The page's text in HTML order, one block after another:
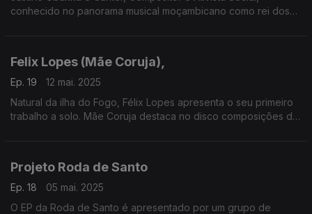
conhecido no panorama musical moçambicano como rei dos
Felix Lopes (Mãe Coruja),
Ep. 19
12 mai. 2025
Natural da ilha do Fogo, Félix Lopes apresenta o seu primeiro
trabalho a solo. Mãe Coruja destaca no disco composições de
Projeto Roda de Santo
Ep. 18
05 mai. 2025
O EP da Roda de Santo é apresentado por um grupo de